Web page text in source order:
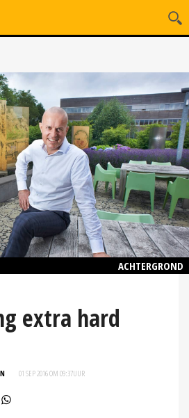
ACHTERGROND
extra hard
01 SEP 2016 OM 09:37UUR